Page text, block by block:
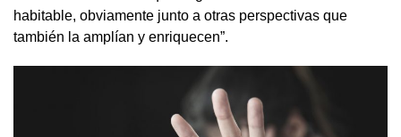
habitable, obviamente junto a otras perspectivas que
también la amplían y enriquecen”.